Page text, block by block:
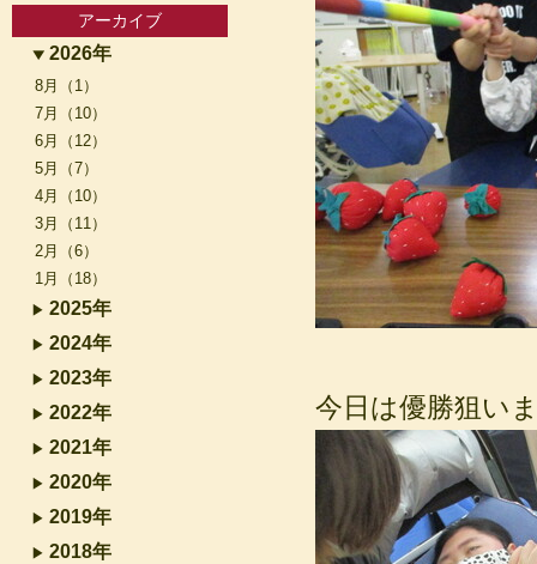
今日は優勝狙い
アーカイブ
2026年
8月（1）
7月（10）
6月（12）
5月（7）
4月（10）
3月（11）
2月（6）
1月（18）
2025年
2024年
2023年
2022年
2021年
2020年
2019年
2018年